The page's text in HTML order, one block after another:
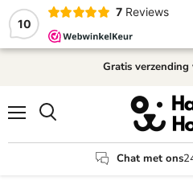
10
7 Reviews
Gratis verzending
Chat met ons